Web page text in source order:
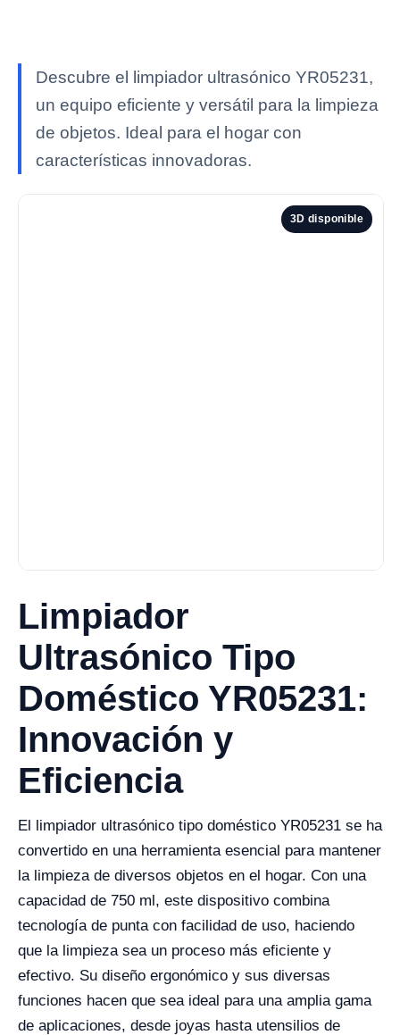
Descubre el limpiador ultrasónico YR05231,
un equipo eficiente y versátil para la limpieza
de objetos. Ideal para el hogar con
características innovadoras.
3D disponible
Limpiador
Ultrasónico Tipo
Doméstico YR05231:
Innovación y
Eficiencia
El limpiador ultrasónico tipo doméstico YR05231 se ha
convertido en una herramienta esencial para mantener
la limpieza de diversos objetos en el hogar. Con una
capacidad de 750 ml, este dispositivo combina
tecnología de punta con facilidad de uso, haciendo
que la limpieza sea un proceso más eficiente y
efectivo. Su diseño ergonómico y sus diversas
funciones hacen que sea ideal para una amplia gama
de aplicaciones, desde joyas hasta utensilios de